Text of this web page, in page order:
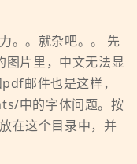
。。就杂吧。。 先
片里，中文无法显
邮件也是这样，
中的字体问题。按
在这个目录中，并